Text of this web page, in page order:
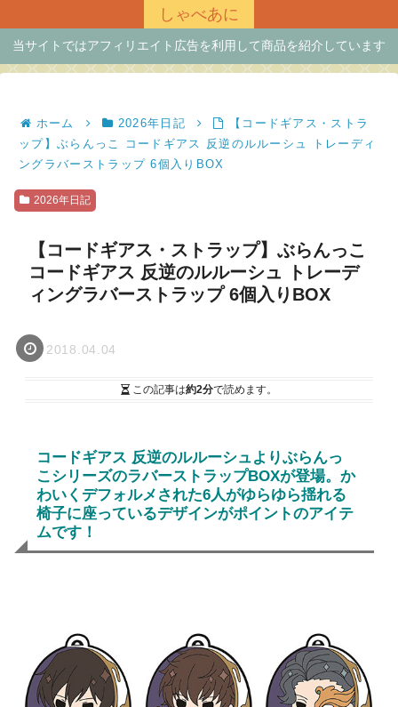
しゃべあに
当サイトではアフィリエイト広告を利用して商品を紹介しています
ホーム 2026年日記
【コードギアス・ストラ
ップ】ぶらんっこ コードギアス 反逆のルルーシュ トレーディ
ングラバーストラップ 6個入りBOX
2026年日記
【コードギアス・ストラップ】ぶらんっこ
コードギアス 反逆のルルーシュ トレーデ
ィングラバーストラップ 6個入りBOX
2018.04.04
この記事は約2分で読めます。
コードギアス 反逆のルルーシュよりぶらんっ
こシリーズのラバーストラップBOXが登場。か
わいくデフォルメされた6人がゆらゆら揺れる
椅子に座っているデザインがポイントのアイテ
ムです！